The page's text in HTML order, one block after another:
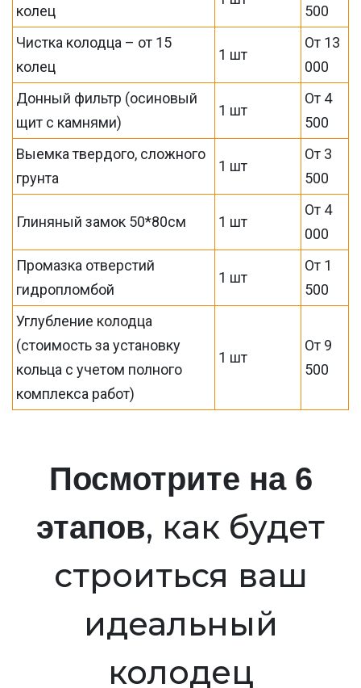
колец
500
Чистка колодца – от 15
колец
1 шт
От 13
000
Донный фильтр (осиновый
щит с камнями)
1 шт
От 4
500
Выемка твердого, сложного
грунта
1 шт
От 3
500
Глиняный замок 50*80см 1 шт
От 4
000
Промазка отверстий
гидропломбой
1 шт
От 1
500
Углубление колодца
(стоимость за установку
кольца с учетом полного
комплекса работ)
1 шт
От 9
500
Посмотрите на 6
этапов, как будет
строиться ваш
идеальный
колодец